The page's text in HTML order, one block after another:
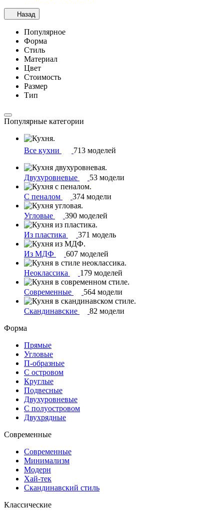
Назад
Популярное
Форма
Стиль
Материал
Цвет
Стоимость
Размер
Тип
Популярные категории
Все кухни 713 моделей
Двухуровневые 53 модели
С пеналом 374 модели
Угловые 390 моделей
Из пластика 371 модель
Из МДФ 607 моделей
Неоклассика 179 моделей
Современные 564 модели
Скандинавские
82 модели
Форма
Прямые
Угловые
П-образные
С островом
Круглые
Подвесные
Двухуровневые
С полуостровом
Двухрядные
Современные
Современные
Минимализм
Модерн
Хай-тек
Скандинавский стиль
Классические